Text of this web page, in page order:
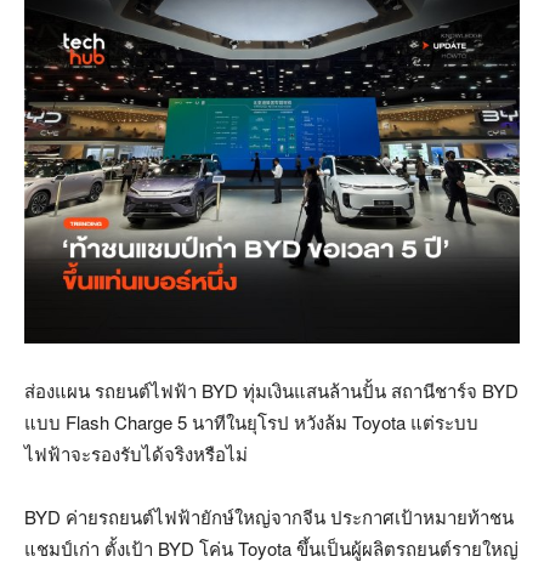
ส่องแผน รถยนต์ไฟฟ้า BYD ทุ่มเงินแสนล้านปั้น สถานีชาร์จ BYD
แบบ Flash Charge 5 นาทีในยุโรป หวังล้ม Toyota แต่ระบบ
ไฟฟ้าจะรองรับได้จริงหรือไม่
BYD ค่ายรถยนต์ไฟฟ้ายักษ์ใหญ่จากจีน ประกาศเป้าหมายท้าชน
แชมป์เก่า ตั้งเป้า BYD โค่น Toyota ขึ้นเป็นผู้ผลิตรถยนต์รายใหญ่